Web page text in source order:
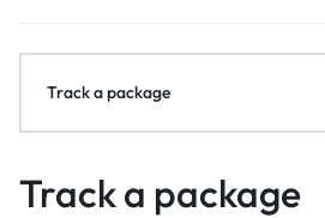
Track a package
Track a package